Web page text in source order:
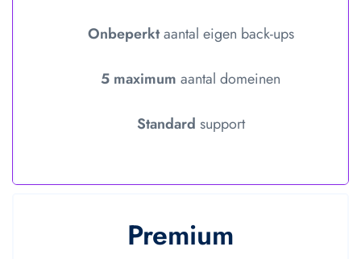
Onbeperktaantal eigen back-ups
5 maximum aantal domeinen
Standard support
Premium